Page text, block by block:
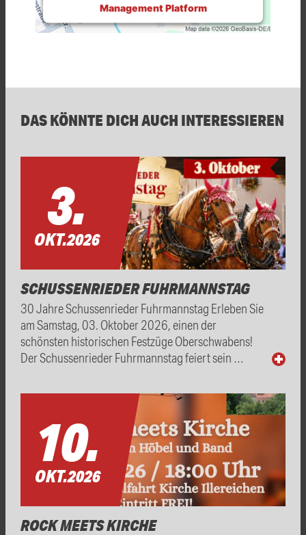
Management Platform
DAS KÖNNTE DICH AUCH INTERESSIEREN
3.
OKT.2026
SCHUSSENRIEDER FUHRMANNSTAG
30 Jahre Schussenrieder Fuhrmannstag Erleben Sie
am Samstag, 03. Oktober 2026, einen der
schönsten historischen Festzüge Oberschwabens!
Der Schussenrieder Fuhrmannstag feiert sein …
10.
OKT.2026
ROCK MEETS KIRCHE